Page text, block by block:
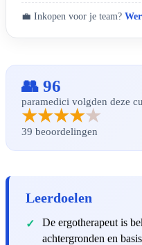
💼 Inkopen voor je team?
👥 96
paramedici volgden deze
★★★★★
39 beoordelingen
Leerdoelen
De ergotherapeut is
achtergronden en